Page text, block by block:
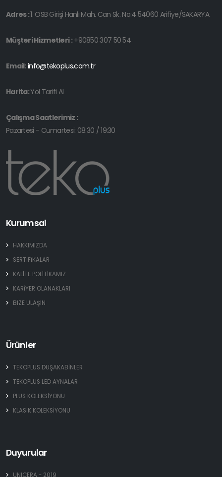
Adres :1. OSB Girişi Hanlı Mah. Can Sk. No:4 54060 Arifiye/SAKARYA
Müşteri Hizmetleri : +90850 307 50 54
Email: info@tekoplus.com.tr
Harita:Yol Tarifi Al
Çalışma Saatlerimiz :
Pazartesi - Cumartesi: 08:30 / 19:30
Kurumsal
HAKKIMIZDA
SERTİFİKALAR
KALİTE POLİTİKAMIZ
KARİYER OLANAKLARI
BİZE ULAŞIN
Ürünler
TEKOPLUS DUŞAKABİNLER
TEKOPLUS LED AYNALAR
PLUS KOLEKSİYONU
KLASİK KOLEKSİYONU
Duyurular
UNICERA - 2019